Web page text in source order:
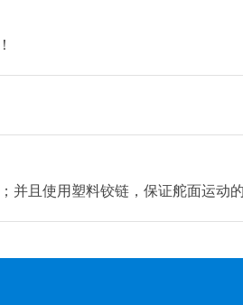
并且使用塑料铰链，保证舵面运动的